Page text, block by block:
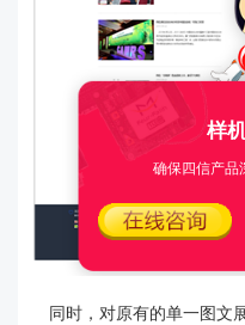
同时，对原有的单一图文
样
确保四信产品